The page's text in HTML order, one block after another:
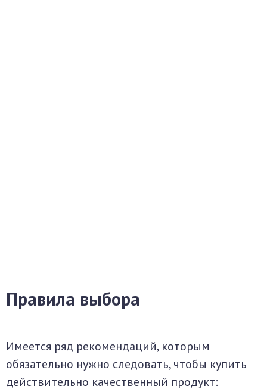
Правила выбора
Имеется ряд рекомендаций, которым
обязательно нужно следовать, чтобы купить
действительно качественный продукт: